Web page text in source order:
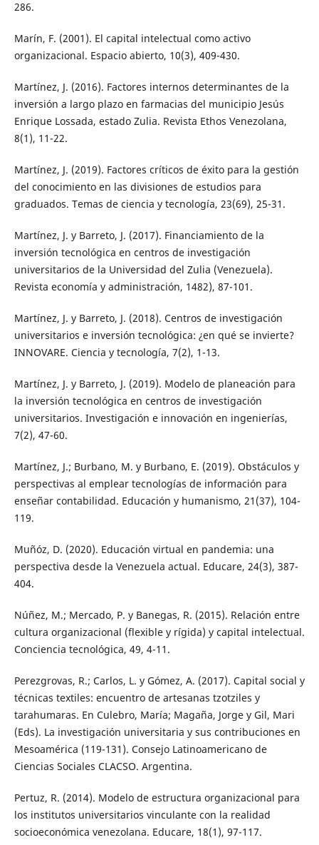
286.
Marín, F. (2001). El capital intelectual como activo
organizacional. Espacio abierto, 10(3), 409-430.
Martínez, J. (2016). Factores internos determinantes de la
inversión a largo plazo en farmacias del municipio Jesús
Enrique Lossada, estado Zulia. Revista Ethos Venezolana,
8(1), 11-22.
Martínez, J. (2019). Factores críticos de éxito para la gestión
del conocimiento en las divisiones de estudios para
graduados. Temas de ciencia y tecnología, 23(69), 25-31.
Martínez, J. y Barreto, J. (2017). Financiamiento de la
inversión tecnológica en centros de investigación
universitarios de la Universidad del Zulia (Venezuela).
Revista economía y administración, 1482), 87-101.
Martínez, J. y Barreto, J. (2018). Centros de investigación
universitarios e inversión tecnológica: ¿en qué se invierte?
INNOVARE. Ciencia y tecnología, 7(2), 1-13.
Martínez, J. y Barreto, J. (2019). Modelo de planeación para
la inversión tecnológica en centros de investigación
universitarios. Investigación e innovación en ingenierías,
7(2), 47-60.
Martínez, J.; Burbano, M. y Burbano, E. (2019). Obstáculos y
perspectivas al emplear tecnologías de información para
enseñar contabilidad. Educación y humanismo, 21(37), 104-
119.
Muñóz, D. (2020). Educación virtual en pandemia: una
perspectiva desde la Venezuela actual. Educare, 24(3), 387-
404.
Núñez, M.; Mercado, P. y Banegas, R. (2015). Relación entre
cultura organizacional (flexible y rígida) y capital intelectual.
Conciencia tecnológica, 49, 4-11.
Perezgrovas, R.; Carlos, L. y Gómez, A. (2017). Capital social y
técnicas textiles: encuentro de artesanas tzotziles y
tarahumaras. En Culebro, María; Magaña, Jorge y Gil, Mari
(Eds). La investigación universitaria y sus contribuciones en
Mesoamérica (119-131). Consejo Latinoamericano de
Ciencias Sociales CLACSO. Argentina.
Pertuz, R. (2014). Modelo de estructura organizacional para
los institutos universitarios vinculante con la realidad
socioeconómica venezolana. Educare, 18(1), 97-117.